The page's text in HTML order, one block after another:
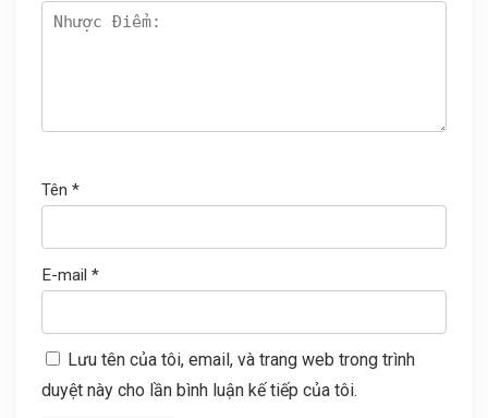
Tên *
E-mail *
Lưu tên của tôi, email, và trang web trong trình
duyệt này cho lần bình luận kế tiếp của tôi.